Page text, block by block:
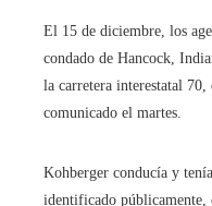
El 15 de diciembre, los
condado de Hancock,
la carretera interestatal
comunicado el martes.
Kohberger conducía y
identificado